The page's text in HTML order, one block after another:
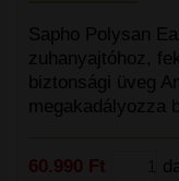
Sapho Polysan
zuhanyajtóhoz,
biztonsági üveg
megakadályozza
60.990 Ft